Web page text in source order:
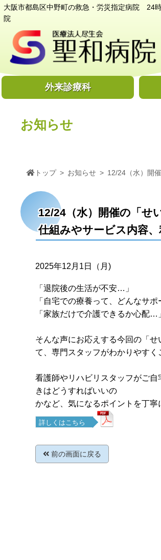
大阪市都島区中野町の救急・労災指定病院 24
院
外来診療科
お知らせ
トップ > お知らせ > 12/24（水）開
12/24（水）開催の「せ
仕組みやサービス内容
2025年12月1日（月)
「退院後の生活が不安…」
「自宅での療養って、どんなサポ
「家族だけで介護できるか心配…
そんな声にお応えする今回の「
て、専門スタッフがわかりやすく
看護師やリハビリスタッフがご
きはどうすればいいの
かなど、気になるポイントを丁寧
詳しくはこちら
前の画面に戻る